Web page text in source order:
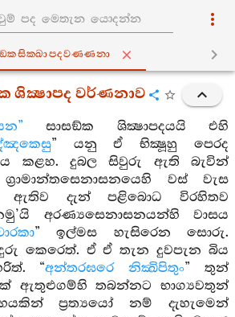
ශික්‍ෂාපද වර්ණනාව
සාසඞ්ක ශික්‍ෂාපදයයි එහි
” යනු ඒ භික්‍ෂූහු පෙරද
කළහ. දුබල සිවුරු ඇති බැවින්
වස් වැස
ඇතිව දැන් පළිබොධ විරහිතව
අරණ්‍යසෙනාසනයන්හි වාසය
” ඉල්මස හැසිරෙන සොරු.
කෙරෙත්. ඒ ඒ තැන දුවපැන බිය
“අන්තරඝරෙ නික්‍ඛිපිතුං” තුන්
ඇතුළුගම්හි තබන්නට භාග්‍යවතුන්
ප්‍රත්‍යයෝ නම් දැහැමෙන්